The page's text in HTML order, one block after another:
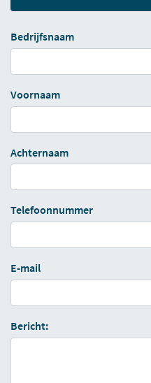
Bedrijfsnaam
Voornaam
Achternaam
Telefoonnummer
E-mail
Bericht: